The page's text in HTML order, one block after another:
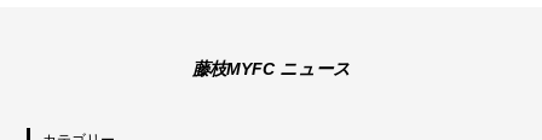
藤枝MYFC ニュース